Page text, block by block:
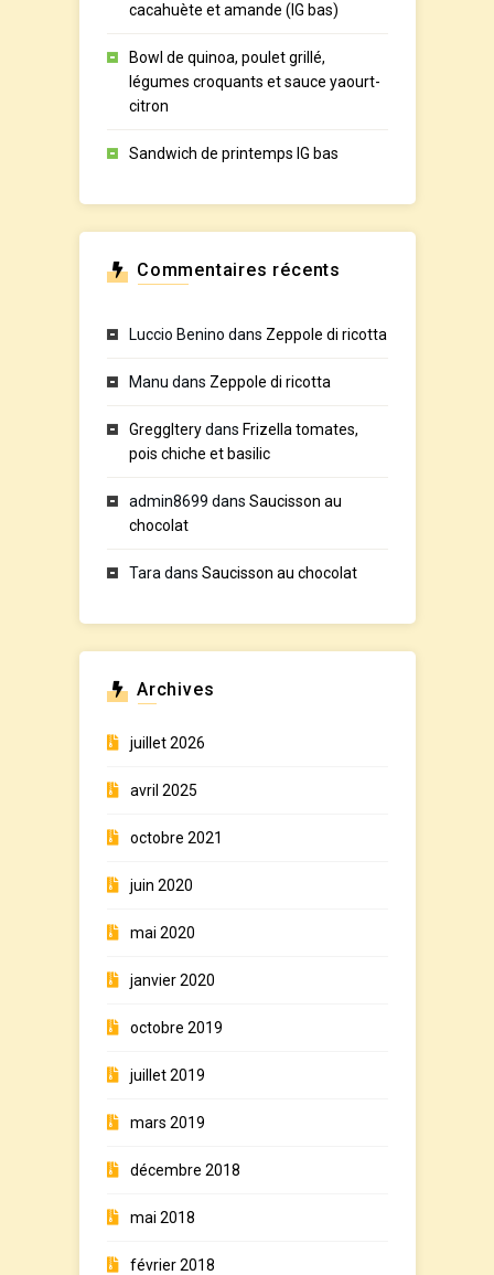
cacahuète et amande (IG bas)
Bowl de quinoa, poulet grillé,
légumes croquants et sauce yaourt-
citron
Sandwich de printemps IG bas
Commentaires récents
Luccio Benino dans Zeppole di ricotta
Manu dans Zeppole di ricotta
GreggIterydans Frizella tomates,
pois chiche et basilic
admin8699 dans Saucisson au
chocolat
Tara dans Saucisson au chocolat
Archives
juillet 2026
avril 2025
octobre 2021
juin 2020
mai 2020
janvier 2020
octobre 2019
juillet 2019
mars 2019
décembre 2018
mai 2018
février 2018